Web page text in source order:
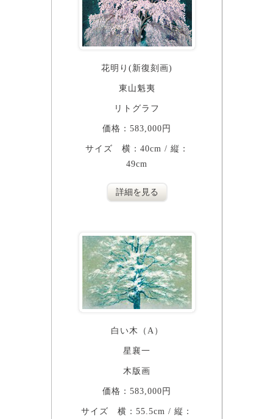
花明り(新復刻画)
東山魁夷
リトグラフ
価格：583,000円
サイズ 横：40cm / 縦：
49cm
詳細を見る
白い木（A）
星襄一
木版画
価格：583,000円
サイズ 横：55.5cm / 縦：